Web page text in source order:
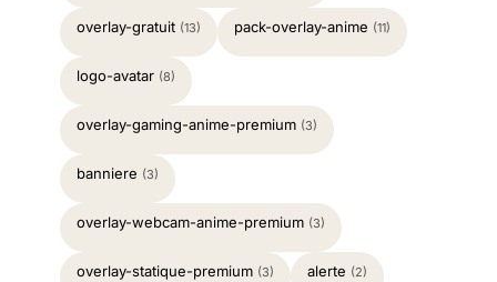
overlay-gratuit (13) pack-overlay-anime (11)
logo-avatar (8)
overlay-gaming-anime-premium (3)
banniere (3)
overlay-webcam-anime-premium (3)
overlay-statique-premium (3) alerte (2)